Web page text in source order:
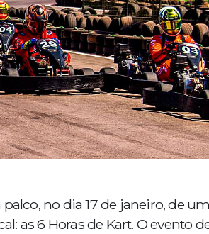
no dia 17 de janeiro, de
as 6 Horas de Kart. O evento